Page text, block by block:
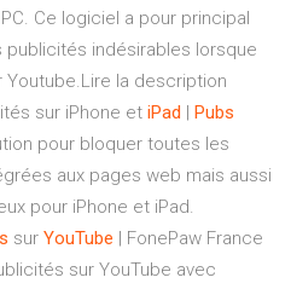
Ce logiciel a pour principal
indésirables lorsque
Youtube.Lire la description
sur iPhone et iPad
Pubs
pour bloquer toutes les
aux pages web mais aussi
pour iPhone et iPad.
sur YouTube | FonePaw France
sur YouTube avec